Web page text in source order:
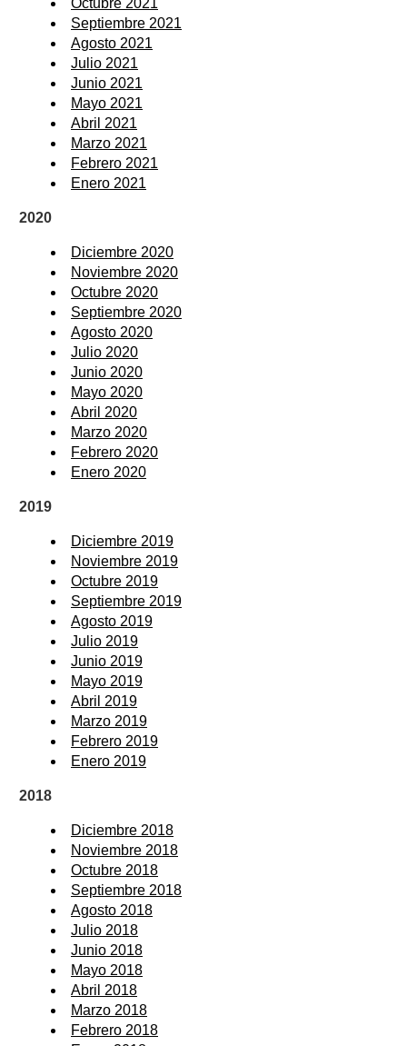
Octubre 2021
Septiembre 2021
Agosto 2021
Julio 2021
Junio 2021
Mayo 2021
Abril 2021
Marzo 2021
Febrero 2021
Enero 2021
2020
Diciembre 2020
Noviembre 2020
Octubre 2020
Septiembre 2020
Agosto 2020
Julio 2020
Junio 2020
Mayo 2020
Abril 2020
Marzo 2020
Febrero 2020
Enero 2020
2019
Diciembre 2019
Noviembre 2019
Octubre 2019
Septiembre 2019
Agosto 2019
Julio 2019
Junio 2019
Mayo 2019
Abril 2019
Marzo 2019
Febrero 2019
Enero 2019
2018
Diciembre 2018
Noviembre 2018
Octubre 2018
Septiembre 2018
Agosto 2018
Julio 2018
Junio 2018
Mayo 2018
Abril 2018
Marzo 2018
Febrero 2018